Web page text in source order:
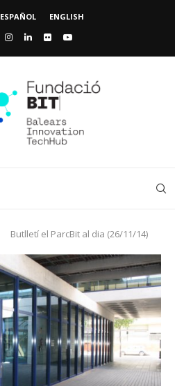
ESPAÑOL ENGLISH
Butlletí el ParcBit al dia (26/11/14)